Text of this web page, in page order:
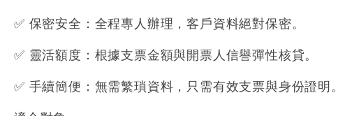
✅ 保密安全 ：全程專人辦理，客戶資料絕對保密。
✅ 靈活額度 ：根據支票金額與開票人信譽彈性核貸。
✅ 手續簡便 ：無需繁瑣資料，只需有效支票與身份證明。